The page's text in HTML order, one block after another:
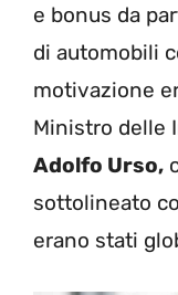
e bonus da
di automobili
motivazione
Ministro delle
Adolfo Urso,
sottolineato
erano stati